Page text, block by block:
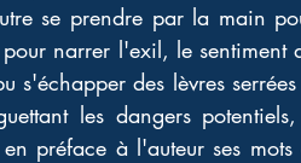
se prendre par la main
narrer l'exil, le sentiment
s'échapper des lèvres
les dangers
préface à l'auteur ses